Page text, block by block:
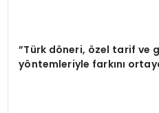
”Türk döneri, özel tarif ve
yöntemleriyle farkını